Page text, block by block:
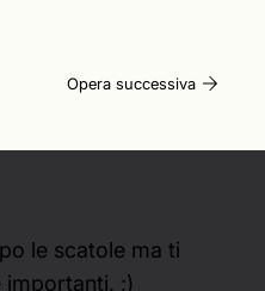
Opera successiva
le scatole ma ti
;)